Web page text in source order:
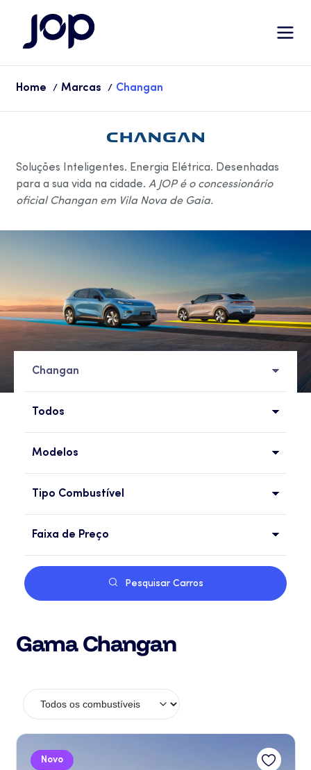
Home / Marcas / Changan
Soluções Inteligentes. Energia Elétrica. Desenhadas
para a sua vida na cidade. A JOP é o concessionário
oficial Changan em Vila Nova de Gaia.
Changan
Todos
Modelos
Tipo Combustível
Faixa de Preço
Pesquisar Carros
Gama Changan
Novo